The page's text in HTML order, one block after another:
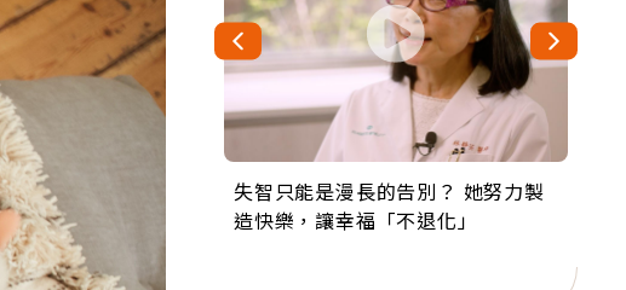
失智只能是漫長的告別？ 她努力製
造快樂，讓幸福「不退化」
來自剛果的巧克力神父 為台灣奉獻
36年 「台灣是我的家，我連作夢都
63歲卸矽谷副總、搬回台灣找快
樂！「蛋黃哥小丑」走進安養院，
104歲打破金氏世界紀錄 成為全球
最年長羽球選手，分享長壽的秘密
事業巔峰他選擇追夢…黑手阿伯拉
小提琴還登上小巨蛋！連CNN都大